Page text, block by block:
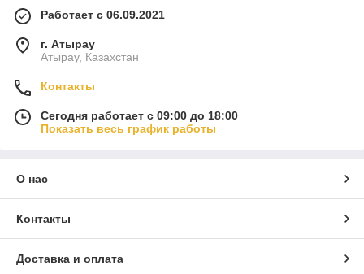
Работает с 06.09.2021
г. Атырау
Атырау, Казахстан
Контакты
Сегодня работает с 09:00 до 18:00
Показать весь график работы
О нас
Контакты
Доставка и оплата